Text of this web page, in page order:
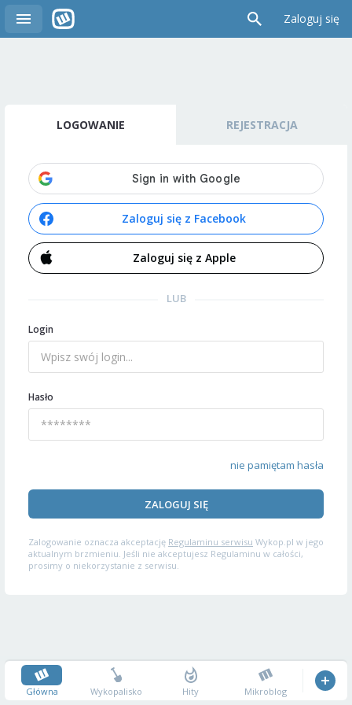
Zaloguj się
LOGOWANIE REJESTRACJA
Zaloguj się z Facebook
Zaloguj się z Apple
LUB
Login
Hasło
nie pamiętam hasła
ZALOGUJ SIĘ
Zalogowanie oznacza akceptację Regulaminu serwisu Wykop.pl w jego
aktualnym brzmieniu. Jeśli nie akceptujesz Regulaminu w całości,
prosimy o niekorzystanie z serwisu.
Główna Wykopalisko Hity Mikroblog